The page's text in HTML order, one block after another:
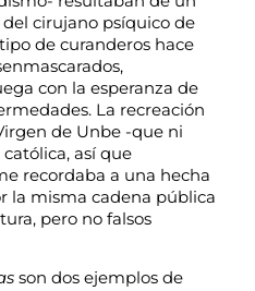
cirujano psíquico de
de curanderos hace
con la esperanza de
La recreación
de Unbe -que ni
así que
recordaba a una hecha
la misma cadena pública
pero no falsos
son dos ejemplos de